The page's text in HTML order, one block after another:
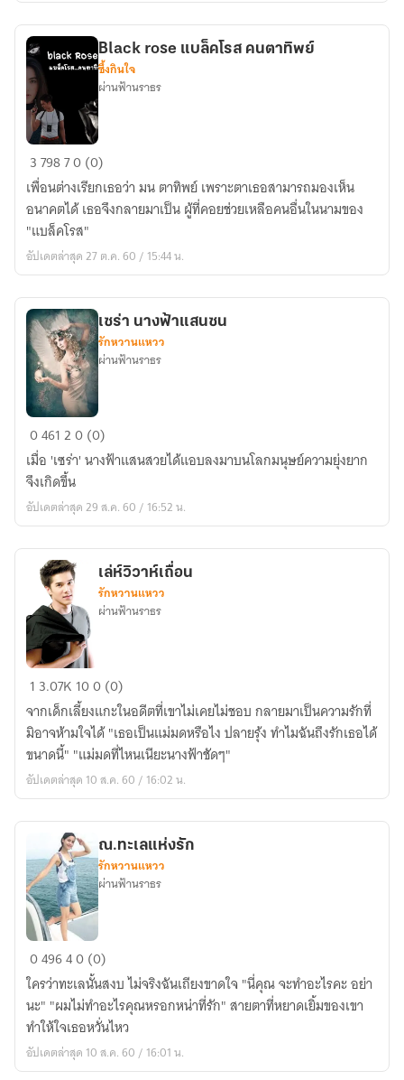
Black
rose
แบ
ล็ค
โรส
คน
ทิพย์
Black rose แบล็คโรส คนตาทิพย์
ซึ้งกินใจ
ผ่านฟ้านราธร
379870 (0)
เพื่อนต่างเรียกเธอว่า มน ตาทิพย์ เพราะตาเธอสามารถมองเห็น
อนาคตได้ เธอจึงกลายมาเป็น ผู้ที่คอยช่วยเหลือคนอื่นในนามของ
"แบล็คโรส"
อัปเดตล่าสุด 27 ต.ค. 60 / 15:44 น.
เซ
ร่า
นางฟ้า
แสน
ซน
เซร่า นางฟ้าแสนซน
รักหวานแหวว
ผ่านฟ้านราธร
046120 (0)
เมื่อ 'เซร่า' นางฟ้าแสนสวยได้แอบลงมาบนโลกมนุษย์ความยุ่งยาก
จึงเกิดขึ้น
อัปเดตล่าสุด 29 ส.ค. 60 / 16:52 น.
เล่ห์
วิวาห์
เถื่อน
เล่ห์วิวาห์เถื่อน
รักหวานแหวว
ผ่านฟ้านราธร
1 3.07K 100 (0)
จากเด็กเลี้ยงแกะในอดีตที่เขาไม่เคยไม่ชอบ กลายมาเป็นความรักที่
มิอาจห้ามใจได้ "เธอเป็นแม่มดหรือไง ปลายรุ้ง ทำไมฉันถึงรักเธอได้
ขนาดนี้" "แม่มดที่ไหนเนียะนางฟ้าชัดๆ"
อัปเดตล่าสุด 10 ส.ค. 60 / 16:02 น.
ณ.ทะเล
แห่ง
รัก
ณ.ทะเลแห่งรัก
รักหวานแหวว
ผ่านฟ้านราธร
049640 (0)
ใครว่าทะเลนั้นสงบ ไม่จริงฉันเถียงขาดใจ "นี่คุณ จะทำอะไรคะ อย่า
นะ" "ผมไม่ทำอะไรคุณหรอกหน่าที่รัก" สายตาที่หยาดเยิ้มของเขา
ทำให้ใจเธอหวั่นไหว
อัปเดตล่าสุด 10 ส.ค. 60 / 16:01 น.